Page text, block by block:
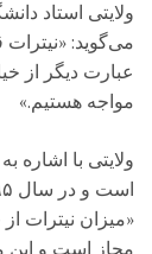
ولایتی استاد
می‌گوید:
عبارت دیگر از
مواجه هستیم.»
مجاز است و این